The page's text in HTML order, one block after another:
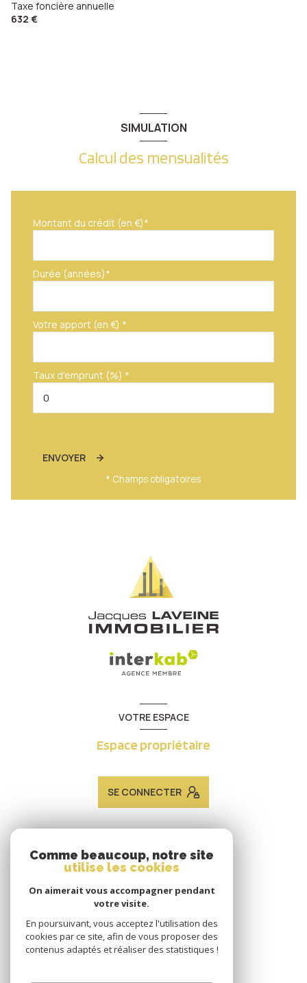
Taxe foncière annuelle
632 €
SIMULATION
Calcul des mensualités
Montant du crédit (en €)*
Durée (années)*
Votre apport (en €) *
Taux d'emprunt (%) *
ENVOYER
* Champs obligatoires
VOTRE ESPACE
Espace propriétaire
SE CONNECTER
ADHÉRENTS
Nous adhérons
Comme beaucoup, notre site
utilise les cookies
On aimerait vous accompagner pendant
votre visite.
En poursuivant, vous acceptez l'utilisation des
cookies par ce site, afin de vous proposer des
contenus adaptés et réaliser des statistiques !